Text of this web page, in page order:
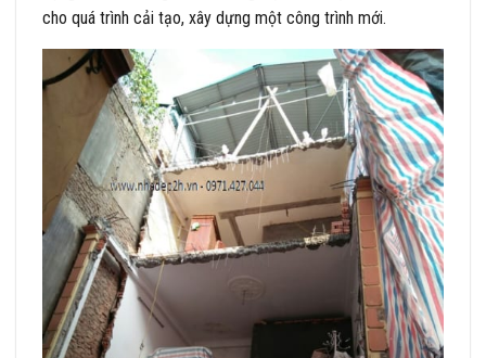
cho quá trình cải tạo, xây dựng một công trình mới.